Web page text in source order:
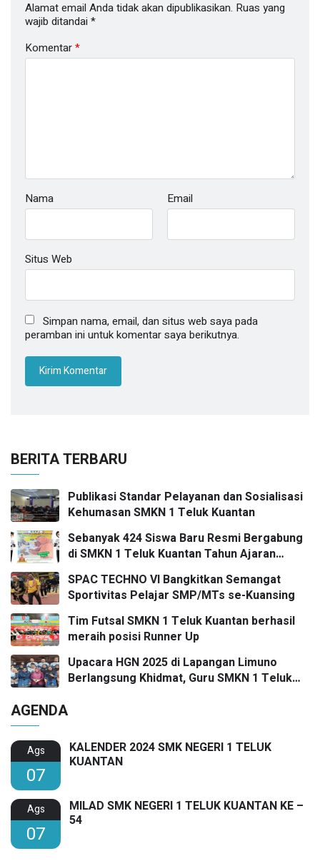
Alamat email Anda tidak akan dipublikasikan. Ruas yang
wajib ditandai *
Komentar*
Nama Email
Situs Web
Simpan nama, email, dan situs web saya pada
peramban ini untuk komentar saya berikutnya.
BERITA TERBARU
Publikasi Standar Pelayanan dan Sosialisasi
Kehumasan SMKN 1 Teluk Kuantan
Sebanyak 424 Siswa Baru Resmi Bergabung
di SMKN 1 Teluk Kuantan Tahun Ajaran
SPAC TECHNO VI Bangkitkan Semangat
Sportivitas Pelajar SMP/MTs se-Kuansing
Tim Futsal SMKN 1 Teluk Kuantan berhasil
meraih posisi Runner Up
Upacara HGN 2025 di Lapangan Limuno
Berlangsung Khidmat, Guru SMKN 1 Teluk
AGENDA
Ags
07
KALENDER 2024 SMK NEGERI 1 TELUK
KUANTAN
Ags
07
MILAD SMK NEGERI 1 TELUK KUANTAN KE –
54